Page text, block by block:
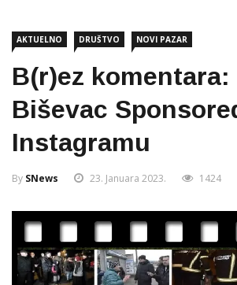
AKTUELNO DRUŠTVO NOVI PAZAR
B(r)ez komentara:
Biševac
Instagramu
By SNews 23. Januara 2023. 1424